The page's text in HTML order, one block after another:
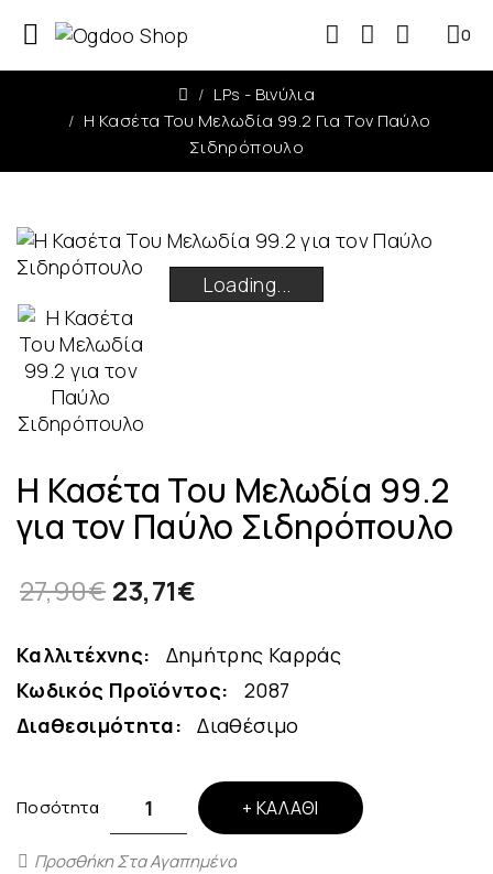
0
LPs - Βινύλια
Η Κασέτα Του Μελωδία 99.2 Για Τον Παύλο
Σιδηρόπουλο
Loading...
Loading...
Loading...
Loading...
Η Κασέτα Του Μελωδία 99.2
για τον Παύλο Σιδηρόπουλο
27,90€ 23,71€
Καλλιτέχνης:
Δημήτρης Καρράς
Κωδικός Προϊόντος:
2087
Διαθεσιμότητα:
Διαθέσιμο
Ποσότητα ΚΑΛΆΘΙ
Προσθήκη Στα Αγαπημένα